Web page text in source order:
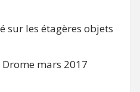
sur les étagères objets
mars 2017